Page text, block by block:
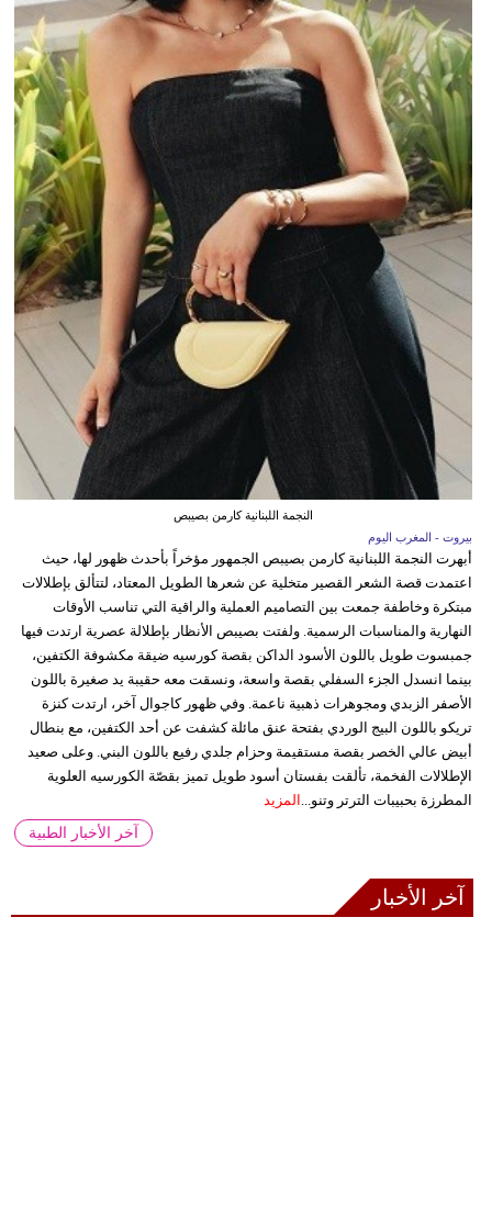
النجمة اللبنانية كارمن بصيبص
بيروت - المغرب اليوم
أبهرت النجمة اللبنانية كارمن بصيبص الجمهور مؤخراً بأحدث ظهور لها، حيث
اعتمدت قصة الشعر القصير متخلية عن شعرها الطويل المعتاد، لتتألق بإطلالات
مبتكرة وخاطفة جمعت بين التصاميم العملية والراقية التي تناسب الأوقات
النهارية والمناسبات الرسمية. ولفتت بصيبص الأنظار بإطلالة عصرية ارتدت فيها
جمبسوت طويل باللون الأسود الداكن بقصة كورسيه ضيقة مكشوفة الكتفين،
بينما انسدل الجزء السفلي بقصة واسعة، ونسقت معه حقيبة يد صغيرة باللون
الأصفر الزبدي ومجوهرات ذهبية ناعمة. وفي ظهور كاجوال آخر، ارتدت كنزة
تريكو باللون البيج الوردي بفتحة عنق مائلة كشفت عن أحد الكتفين، مع بنطال
أبيض عالي الخصر بقصة مستقيمة وحزام جلدي رفيع باللون البني. وعلى صعيد
الإطلالات الفخمة، تألقت بفستان أسود طويل تميز بقصّة الكورسيه العلوية
المطرزة بحبيبات الترتر وتنو...
المزيد
آخر الأخبار الطبية
آخر الأخبار